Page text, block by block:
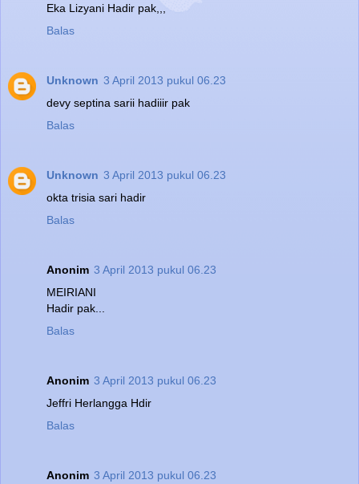
Eka Lizyani Hadir pak,,,
Balas
Unknown 3 April 2013 pukul 06.23
devy septina sarii hadiiir pak
Balas
Unknown 3 April 2013 pukul 06.23
okta trisia sari hadir
Balas
Anonim 3 April 2013 pukul 06.23
MEIRIANI
Hadir pak...
Balas
Anonim 3 April 2013 pukul 06.23
Jeffri Herlangga Hdir
Balas
Anonim 3 April 2013 pukul 06.23